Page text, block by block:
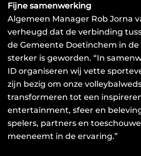
Fijne samenwerking
Algemeen Manager ⁠Rob Jorna
verheugd dat de verbinding
de Gemeente Doetinchem in
sterker is geworden. “In
ID organiseren wij vette
zijn bezig om onze
transformeren tot een
entertainment, sfeer en
spelers, partners en
meeneemt in de ervaring.”